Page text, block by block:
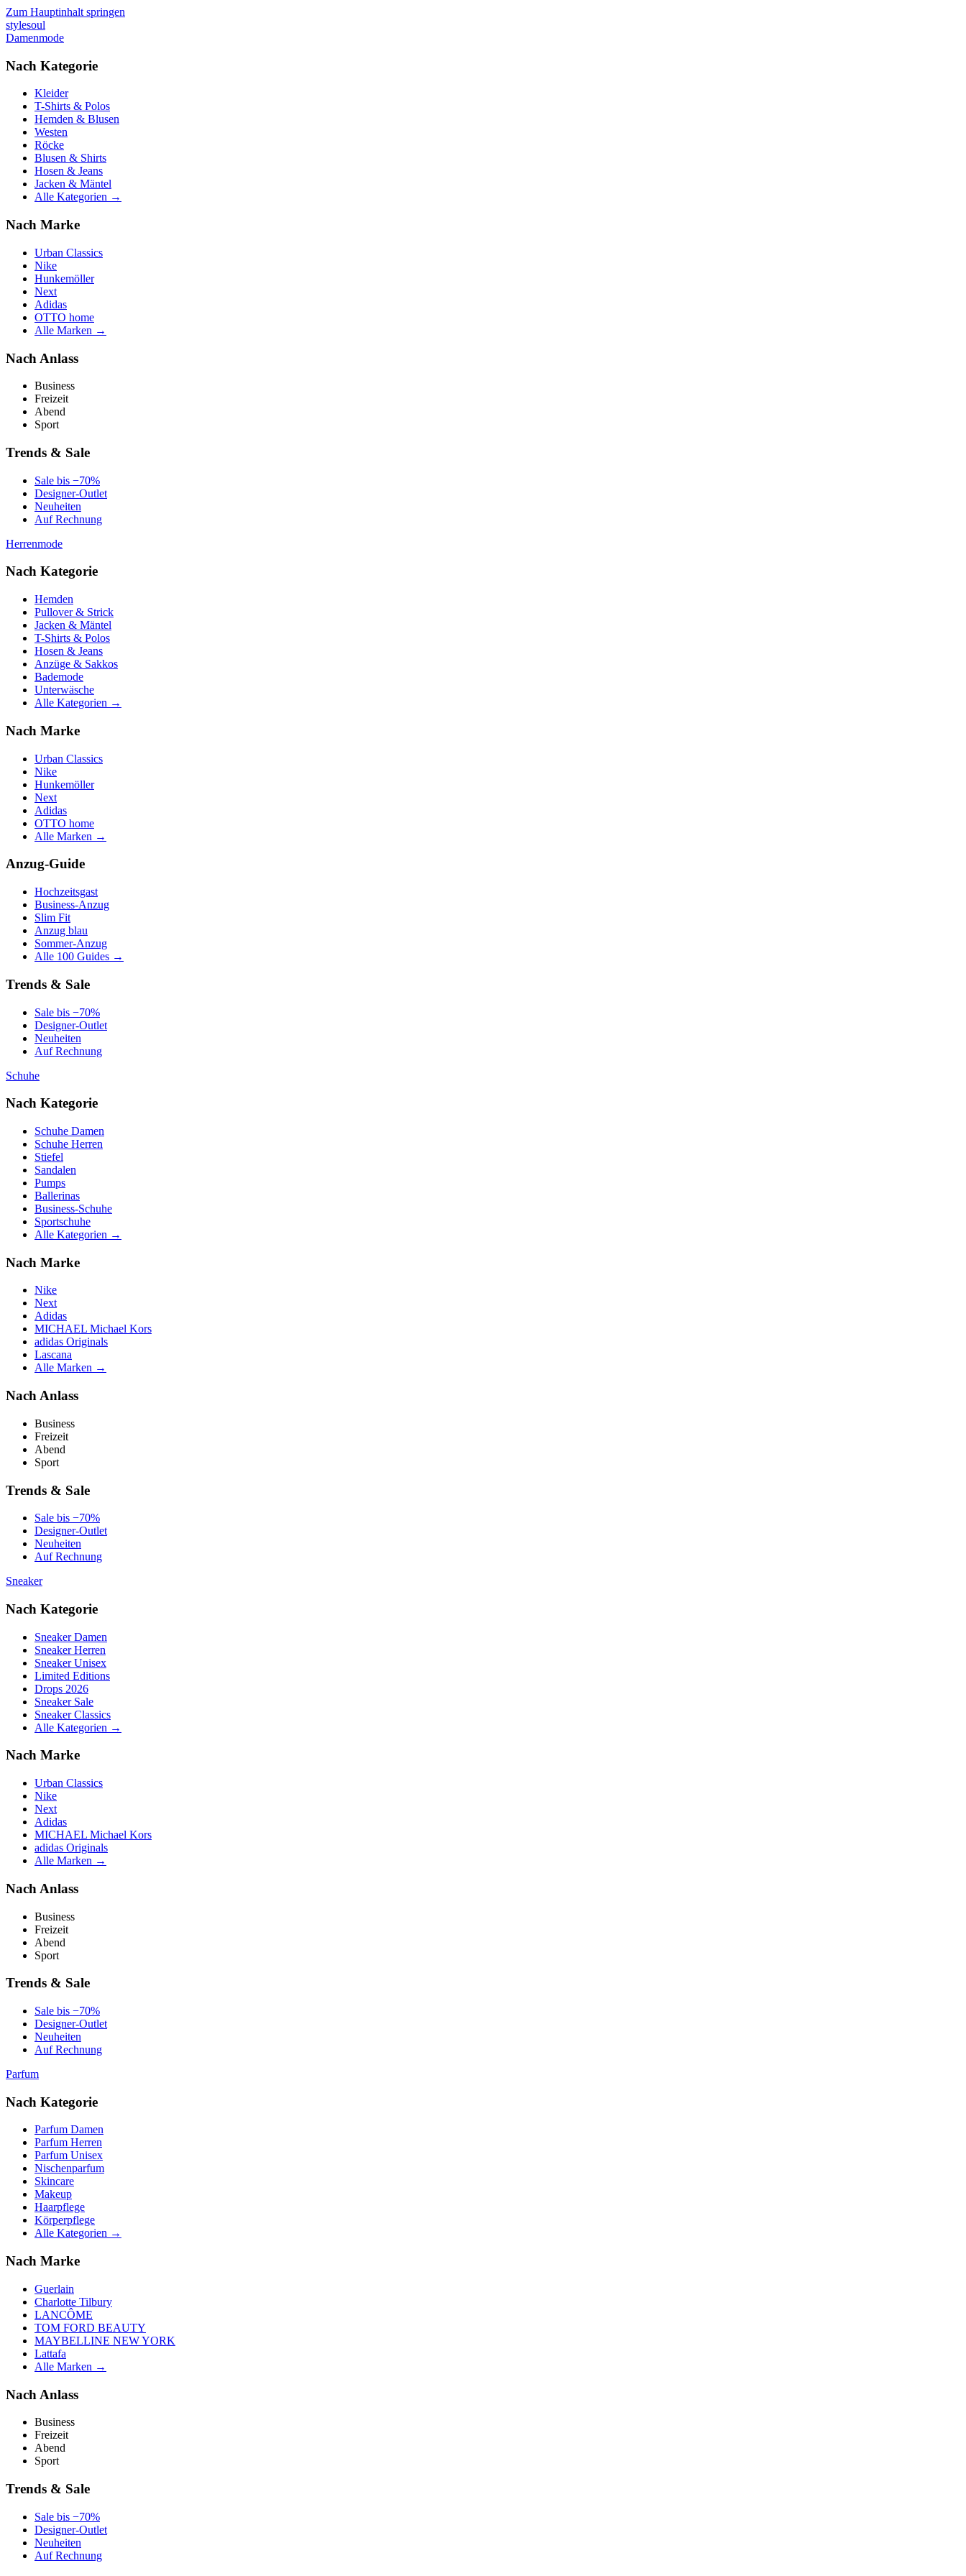
Zum Hauptinhalt springen
stylesoul
Damenmode
Nach Kategorie
Kleider
T-Shirts & Polos
Hemden & Blusen
Westen
Röcke
Blusen & Shirts
Hosen & Jeans
Jacken & Mäntel
Alle Kategorien →
Nach Marke
Urban Classics
Nike
Hunkemöller
Next
Adidas
OTTO home
Alle Marken →
Nach Anlass
Business
Freizeit
Abend
Sport
Trends & Sale
Sale bis −70%
Designer-Outlet
Neuheiten
Auf Rechnung
Herrenmode
Nach Kategorie
Hemden
Pullover & Strick
Jacken & Mäntel
T-Shirts & Polos
Hosen & Jeans
Anzüge & Sakkos
Bademode
Unterwäsche
Alle Kategorien →
Nach Marke
Urban Classics
Nike
Hunkemöller
Next
Adidas
OTTO home
Alle Marken →
Anzug-Guide
Hochzeitsgast
Business-Anzug
Slim Fit
Anzug blau
Sommer-Anzug
Alle 100 Guides →
Trends & Sale
Sale bis −70%
Designer-Outlet
Neuheiten
Auf Rechnung
Schuhe
Nach Kategorie
Schuhe Damen
Schuhe Herren
Stiefel
Sandalen
Pumps
Ballerinas
Business-Schuhe
Sportschuhe
Alle Kategorien →
Nach Marke
Nike
Next
Adidas
MICHAEL Michael Kors
adidas Originals
Lascana
Alle Marken →
Nach Anlass
Business
Freizeit
Abend
Sport
Trends & Sale
Sale bis −70%
Designer-Outlet
Neuheiten
Auf Rechnung
Sneaker
Nach Kategorie
Sneaker Damen
Sneaker Herren
Sneaker Unisex
Limited Editions
Drops 2026
Sneaker Sale
Sneaker Classics
Alle Kategorien →
Nach Marke
Urban Classics
Nike
Next
Adidas
MICHAEL Michael Kors
adidas Originals
Alle Marken →
Nach Anlass
Business
Freizeit
Abend
Sport
Trends & Sale
Sale bis −70%
Designer-Outlet
Neuheiten
Auf Rechnung
Parfum
Nach Kategorie
Parfum Damen
Parfum Herren
Parfum Unisex
Nischenparfum
Skincare
Makeup
Haarpflege
Körperpflege
Alle Kategorien →
Nach Marke
Guerlain
Charlotte Tilbury
LANCÔME
TOM FORD BEAUTY
MAYBELLINE NEW YORK
Lattafa
Alle Marken →
Nach Anlass
Business
Freizeit
Abend
Sport
Trends & Sale
Sale bis −70%
Designer-Outlet
Neuheiten
Auf Rechnung